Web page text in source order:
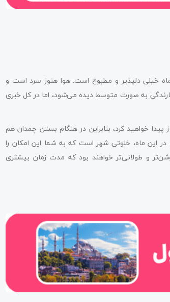
ماه خیلی دلپذیر و مطبوع است. هوا هنوز سرد است و
سانتیگراد و کمترین آن 6 درجه خواهد بود. بارندگی به صورت متوسط دیده می‌شود، اما در کل خبری
خواهید کرد، بنابراین در هنگام بستن چمدان هم
این ماه، خلوتی شهر است که به شما این امکان را
و طولانی‌تر خواهند بود که مدت زمان بیشتری